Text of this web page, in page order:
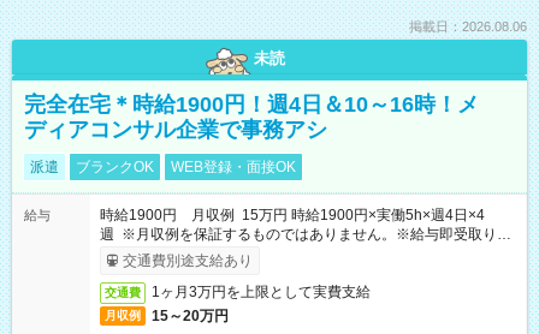
掲載日：2026.08.06
未読
完全在宅＊時給1900円！週4日＆10～16時！メ
ディアコンサル企業で事務アシ
派遣 ブランクOK WEB登録・面接OK
給与
時給1900円 月収例 15万円 時給1900円×実働5h×週4日×4
週 ※月収例を保証するものではありません。※給与即受取りサ
ービス利用可（利用条件有）
交通費別途支給あり
交通費 1ヶ月3万円を上限として実費支給
月収例 15～20万円